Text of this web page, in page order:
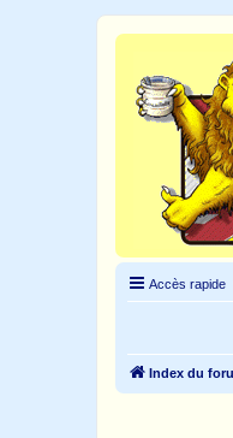
Accès rapide
Index du